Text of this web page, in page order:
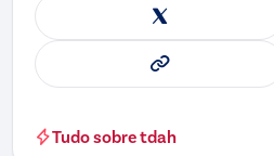
X
Copiar link
Tudo sobretdah